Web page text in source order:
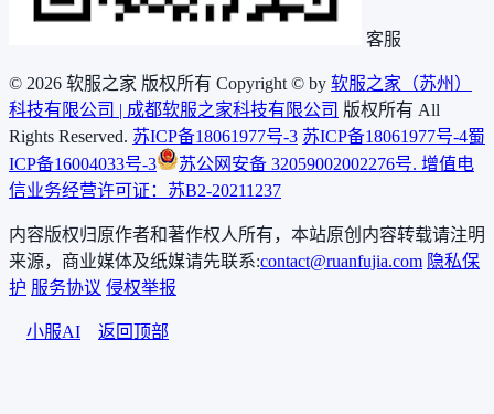
客服
© 2026 软服之家 版权所有 Copyright © by 软服之家（苏州）
科技有限公司 | 成都软服之家科技有限公司 版权所有 All
Rights Reserved. 苏ICP备18061977号-3 苏ICP备18061977号-4蜀
ICP备16004033号-3
苏公网安备 32059002002276号. 增值电
信业务经营许可证：苏B2-20211237
内容版权归原作者和著作权人所有，本站原创内容转载请注明
来源，商业媒体及纸媒请先联系:contact@ruanfujia.com 隐私保
护 服务协议 侵权举报
小服AI 返回顶部